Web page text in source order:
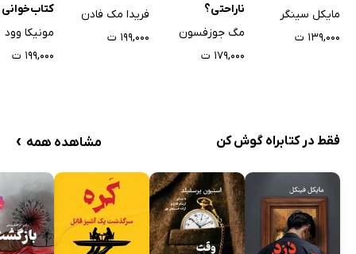
مایکل سینگر
۱۳۹,۰۰۰ ت
ناراحتی؟
مگ جوزفسون
۱۷۹,۰۰۰ ت
فریدا مک فادن
۱۹۹,۰۰۰ ت
کتاب‌خوانی
مونیکا وود
۱۹۹,۰۰۰ ت
فقط در کتابراه گوش کن مشاهده همه ›